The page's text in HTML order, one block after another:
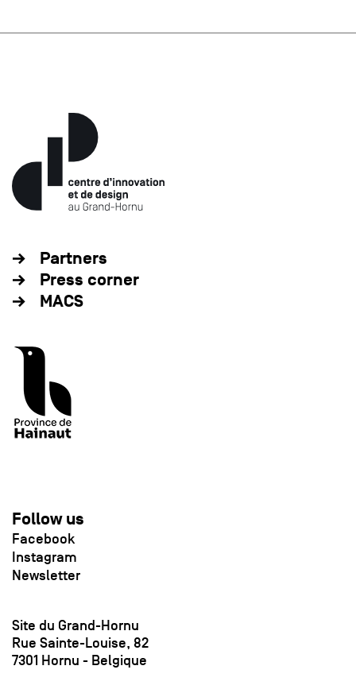
Partners
Press corner
MACS
Follow us
Facebook
Instagram
Newsletter
Site du Grand-Hornu
Rue Sainte-Louise, 82
7301 Hornu - Belgique